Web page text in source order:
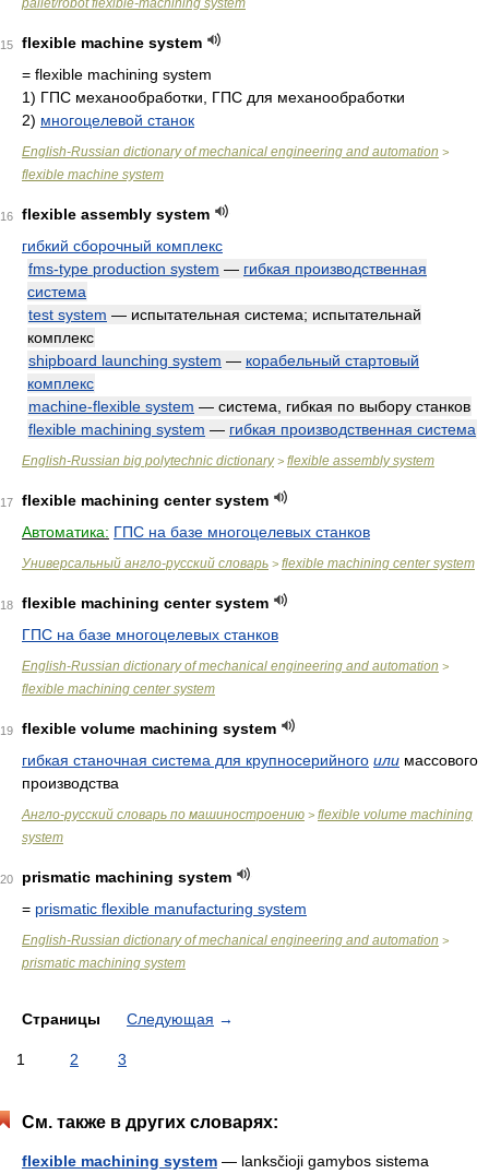
pallet/robot flexible-machining system
15
flexible machine system
= flexible machining system
1) ГПС механообработки, ГПС для механообработки
2) многоцелевой станок
English-Russian dictionary of mechanical engineering and automation >
flexible machine system
16
flexible assembly system
гибкий сборочный комплекс
fms-type production system — гибкая производственная
система
test system — испытательная система; испытательнай
комплекс
shipboard launching system — корабельный стартовый
комплекс
machine-flexible system — система, гибкая по выбору станков
flexible machining system — гибкая производственная система
English-Russian big polytechnic dictionary> flexible assembly system
17
flexible machining center system
Автоматика: ГПС на базе многоцелевых станков
Универсальный англо-русский словарь > flexible machining center system
18
flexible machining center system
ГПС на базе многоцелевых станков
English-Russian dictionary of mechanical engineering and automation >
flexible machining center system
19
flexible volume machining system
гибкая станочная система для крупносерийного или массового
производства
Англо-русский словарь по машиностроению > flexible volume machining
system
20
prismatic machining system
= prismatic flexible manufacturing system
English-Russian dictionary of mechanical engineering and automation >
prismatic machining system
Страницы Следующая →
1 2 3
См. также в других словарях:
flexible machining system — lanksčioji gamybos sistema